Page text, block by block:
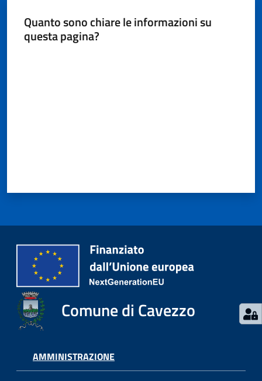
Seguici
Quanto sono chiare le informazioni su
questa pagina?
Comune di Cavezzo
AMMINISTRAZIONE